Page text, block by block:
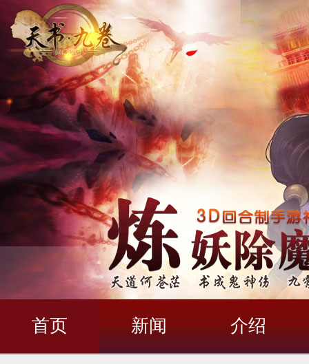
首页 新闻 介绍